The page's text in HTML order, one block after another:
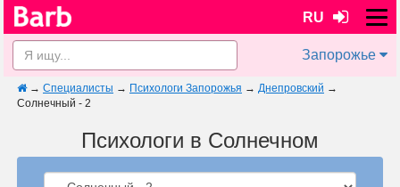
RU
Запорожье
→ Специалисты → Психологи Запорожья → Днепровский →
Солнечный - 2
Психологи в Солнечном